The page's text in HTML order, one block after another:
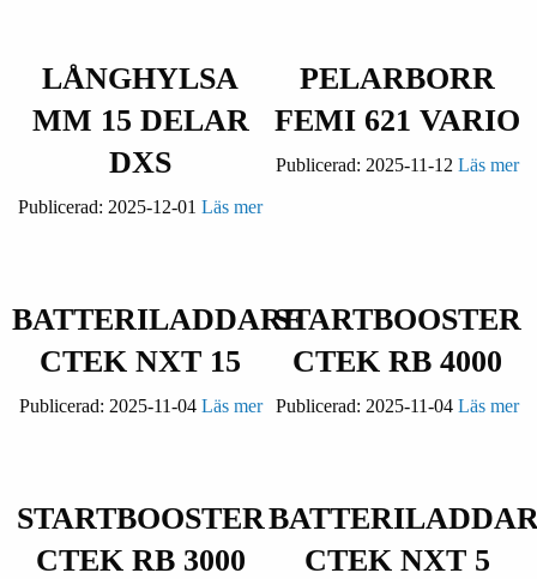
LÅNGHYLSA
MM 15 DELAR
DXS
Publicerad: 2025-12-01 Läs mer
PELARBORR
FEMI 621 VARIO
Publicerad: 2025-11-12 Läs mer
BATTERILADDARE
CTEK NXT 15
Publicerad: 2025-11-04 Läs mer
STARTBOOSTER
CTEK RB 4000
Publicerad: 2025-11-04 Läs mer
STARTBOOSTER
CTEK RB 3000
CTEK NXT 5